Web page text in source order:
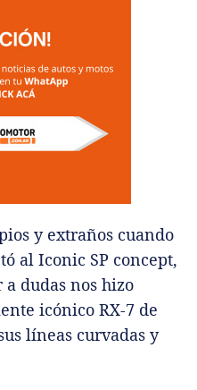
y extraños cuando
al Iconic SP concept,
dudas nos hizo
icónico RX-7 de
líneas curvadas y